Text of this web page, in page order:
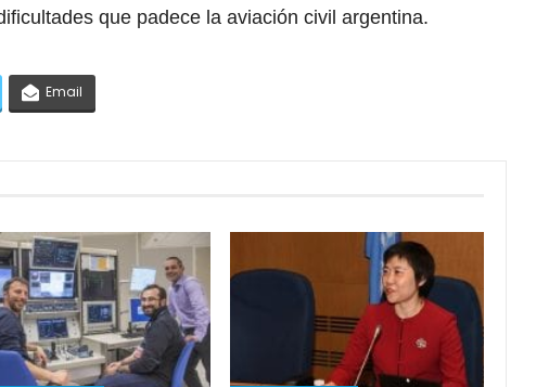
que padece la aviación civil argentina.
Email